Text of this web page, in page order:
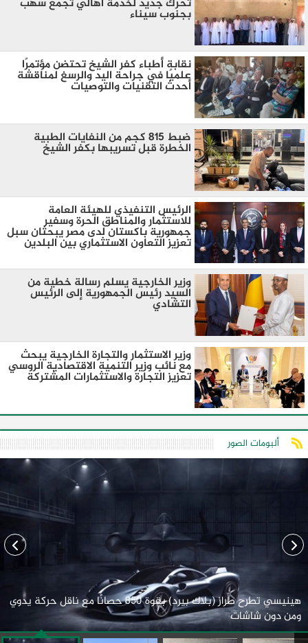
بجنوب سيناء
نقابة أطباء كفر الشيخ تحتضن مؤتمرًا
علميًا في جراحة اليد والرسغ لمناقشة
أحدث التقنيات والتوصيات
ضبط 815 كجم من النفايات الطبية
الخطرة قبل تسريبها بكفر الشيخ
الرئيس التنفيذي للهيئة العامة
للاستثمار والمناطق الحرة وسفير
جمهورية باكستان لدى مصر يبحثان سبل
تعزيز التعاون الاستثماري بين البلدين
وزير الخارجية يسلم رسالة خطية من
السيد رئيس الجمهورية إلى الرئيس
التشادي
وزير الاستثمار والتجارة الخارجية يبحث
مع نائب وزير التنمية الاقتصادية الروسي
تعزيز التجارة والاستثمارات المشتركة
ألبومات الصور
هينيسي تطرح طراز (بلاك بيرد) بقوة 850 حصانًا مع ناقل حركة يدوي
ومن دون شاشات